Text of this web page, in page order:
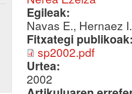
Egileak:
Navas E., Hernaez
Fitxategi
sp2002.pdf
Urtea:
2002